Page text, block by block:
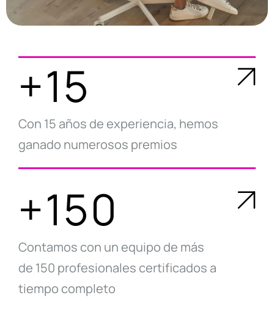
+15
Con 15 años de experiencia, hemos
ganado numerosos premios
+150
Contamos con un equipo de más
de 150 profesionales certificados a
tiempo completo